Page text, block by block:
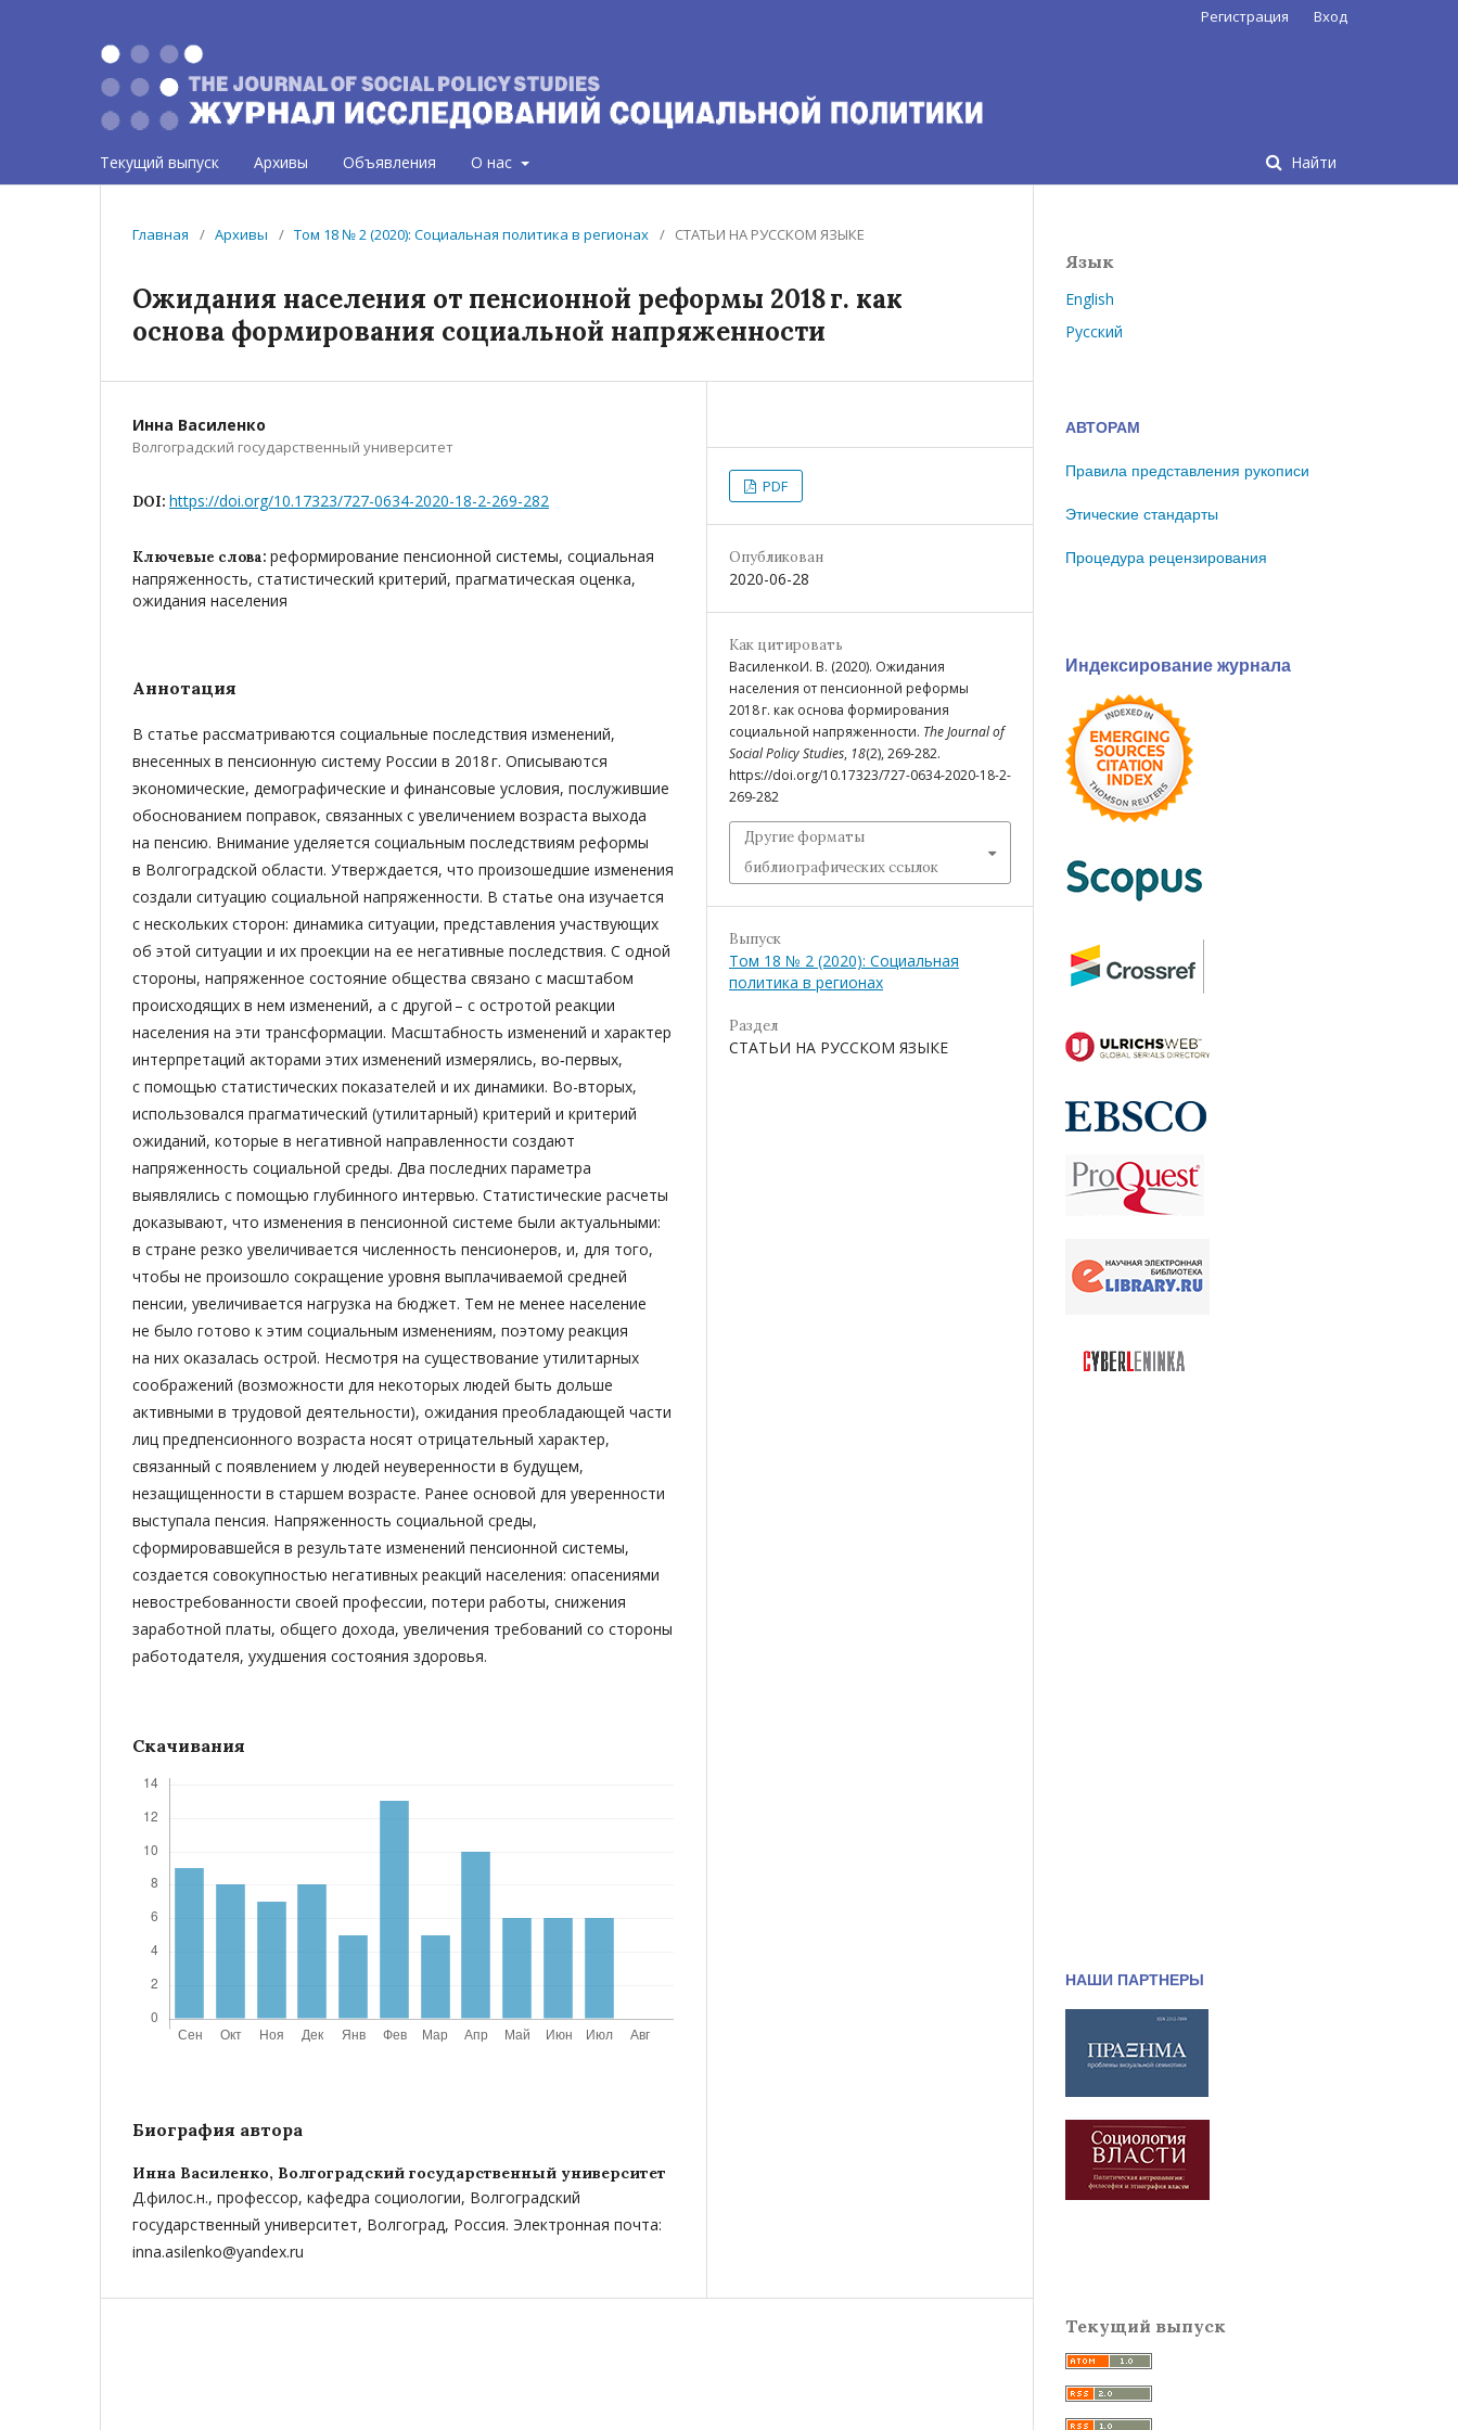
Текущий выпуск Архивы Объявления О нас Найти
Регистрация Вход
Главная / Архивы / Том 18 № 2 (2020): Социальная политика в регионах / СТАТЬИ НА РУССКОМ ЯЗЫКЕ
Ожидания населения от пенсионной реформы 2018 г. как
основа формирования социальной напряженности
Инна Василенко
Волгоградский государственный университет
DOI: https://doi.org/10.17323/727-0634-2020-18-2-269-282
Ключевые слова: реформирование пенсионной системы, социальная
напряженность, статистический критерий, прагматическая оценка,
ожидания населения
Аннотация
В статье рассматриваются социальные последствия изменений,
внесенных в пенсионную систему России в 2018 г. Описываются
экономические, демографические и финансовые условия, послужившие
обоснованием поправок, связанных с увеличением возраста выхода
на пенсию. Внимание уделяется социальным последствиям реформы
в Волгоградской области. Утверждается, что произошедшие изменения
создали ситуацию социальной напряженности. В статье она изучается
с нескольких сторон: динамика ситуации, представления участвующих
об этой ситуации и их проекции на ее негативные последствия. С одной
стороны, напряженное состояние общества связано с масштабом
происходящих в нем изменений, а с другой – с остротой реакции
населения на эти трансформации. Масштабность изменений и характер
интерпретаций акторами этих изменений измерялись, во‑первых,
с помощью статистических показателей и их динамики. Во-вторых,
использовался прагматический (утилитарный) критерий и критерий
ожиданий, которые в негативной направленности создают
напряженность социальной среды. Два последних параметра
выявлялись с помощью глубинного интервью. Статистические расчеты
доказывают, что изменения в пенсионной системе были актуальными:
в стране резко увеличивается численность пенсионеров, и, для того,
чтобы не произошло сокращение уровня выплачиваемой средней
пенсии, увеличивается нагрузка на бюджет. Тем не менее население
не было готово к этим социальным изменениям, поэтому реакция
на них оказалась острой. Несмотря на существование утилитарных
соображений (возможности для некоторых людей быть дольше
активными в трудовой деятельности), ожидания преобладающей части
лиц предпенсионного возраста носят отрицательный характер,
связанный с появлением у людей неуверенности в будущем,
незащищенности в старшем возрасте. Ранее основой для уверенности
выступала пенсия. Напряженность социальной среды,
сформировавшейся в результате изменений пенсионной системы,
создается совокупностью негативных реакций населения: опасениями
невостребованности своей профессии, потери работы, снижения
заработной платы, общего дохода, увеличения требований со стороны
работодателя, ухудшения состояния здоровья.
Скачивания
Биография автора
Инна Василенко, Волгоградский государственный университет
Д.филос.н., профессор, кафедра социологии, Волгоградский
государственный университет, Волгоград, Россия. Электронная почта:
inna.asilenko@yandex.ru
PDF
Опубликован
2020-06-28
Как цитировать
ВасиленкоИ. В. (2020). Ожидания
населения от пенсионной реформы
2018 г. как основа формирования
социальной напряженности. The Journal of
Social Policy Studies, 18(2), 269-282.
https://doi.org/10.17323/727-0634-2020-18-2-
269-282
Другие форматы
библиографических ссылок
Выпуск
Том 18 № 2 (2020): Социальная
политика в регионах
Раздел
СТАТЬИ НА РУССКОМ ЯЗЫКЕ
Язык
English
Русский
АВТОРАМ
Правила представления рукописи
Этические стандарты
Процедура рецензирования
Индексирование журнала
НАШИ ПАРТНЕРЫ
Текущий выпуск